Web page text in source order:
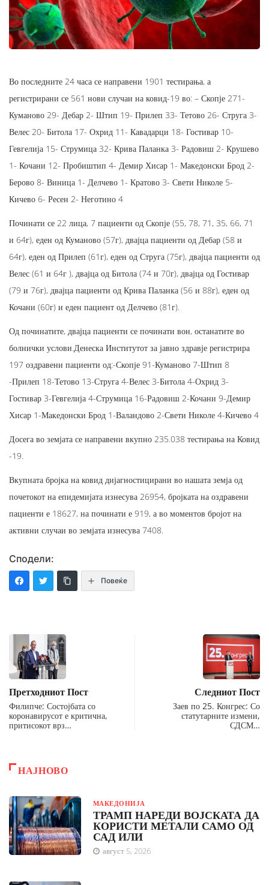
Во последните 24 часа се направени 1901 тестирања, а
регистрирани се 561 нови случаи на ковид-19 во: – Скопје 271-
Куманово 29- Дебар 2- Штип 19- Прилеп 33- Тетово 26- Струга 3-
Велес 20- Битола 17- Охрид 11- Кавадарци 18- Гостивар 10-
Гевгелија 15- Струмица 32- Крива Паланка 3- Радовиш 2- Крушево
1- Кочани 12- Пробиштип 4- Демир Хисар 1- Македонски Брод 2-
Берово 8- Виница 1- Делчево 1- Кратово 3- Свети Николе 5-
Кичево 6- Ресен 2- Неготино 4
Починати се 22 лица, 7 пациенти од Скопје (55, 78, 71, 35, 66, 71
и 64г), еден од Куманово (57г), двајца пациенти од Дебар (58 и
64г), еден од Прилеп (61г), еден од Струга (75г), двајца пациенти од
Велес (61 и 64г ), двајца од Битола (74 и 70г), двајца од Гостивар
(79 и 76г), двајца пациенти од Крива Паланка (56 и 88г), еден од
Кочани (60г) и еден пациент од Делчево (81г).
Од починатите, двајца пациенти се починати вон, останатите во
болнички услови.Денеска Институтот за јавно здравје регистрира
197 оздравени пациенти од:-Скопје 91-Куманово 7-Штип 8
-Прилеп 18-Тетово 13-Струга 4-Велес 3-Битола 4-Охрид 3-
Гостивар 3-Гевгелија 4-Струмица 16-Радовиш 2-Кочани 9-Демир
Хисар 1-Македонски Брод 1-Валандово 2-Свети Николе 4-Кичево 4
Досега во земјата се направени вкупно 235.038 тестирања на Ковид
-19.
Вкупната бројка на ковид дијагностицирани во нашата земја од
почетокот на епидемијата изнесува 26954, бројката на оздравени
пациенти е 18627, на починати е 919, а во моментов бројот на
активни случаи во земјата изнесува 7408.
Сподели:
Повеќе
Претходниот Пост
Филипче: Состојбата со
коронавирусот е критична,
притисокот врз…
Следниот Пост
Заев по 25. Конгрес: Со
статутарните измени,
СДСМ…
НАЈНОВО
МАКЕДОНИЈА
ТРАМП НАРЕДИ ВОЈСКАТА ДА
КОРИСТИ МЕТАЛИ САМО ОД
САД ИЛИ
август 5, 2026